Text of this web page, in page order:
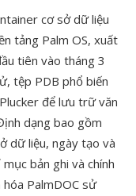
cơ sở dữ liệu
tảng Palm OS, xuất
tiên vào tháng 3
tệp PDB phổ biến
để lưu trữ văn
dạng bao gồm
dữ liệu, ngày tạo và
bản ghi và chính
PalmDOC sử